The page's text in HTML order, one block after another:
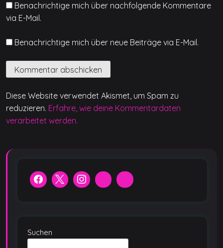
Benachrichtige mich über nachfolgende Kommentare
via E-Mail.
Benachrichtige mich über neue Beiträge via E-Mail.
Diese Website verwendet Akismet, um Spam zu
reduzieren. Erfahre, wie deine Kommentardaten
verarbeitet werden.
Suchen